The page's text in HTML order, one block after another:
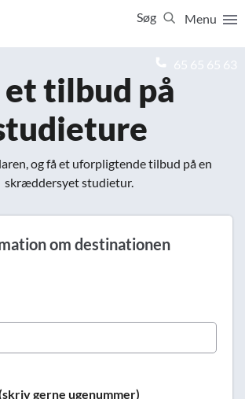
Menu
Søg
65 65 65 63
et tilbud på
og få et uforpligtende tilbud på en
skræddersyet studietur.
om destinationen
gerne ugenummer)
Luk
for: Alle
og temarejser
Studierejser